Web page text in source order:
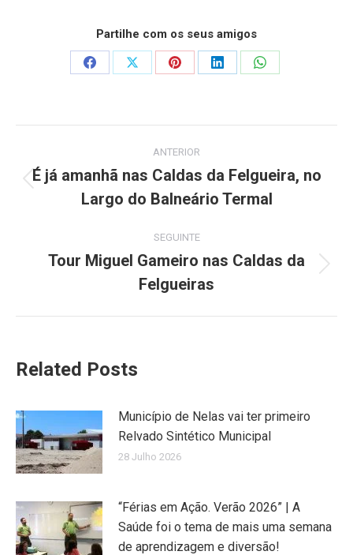
Partilhe com os seus amigos
Share
Share
Share
Share
Share
navigation
ANTERIOR
post:
É já amanhã nas Caldas da Felgueira, no
Largo do Balneário Termal
SEGUINTE
post:
Tour Miguel Gameiro nas Caldas da
Felgueiras
Related Posts
Município de Nelas vai ter primeiro
Relvado Sintético Municipal
28 Julho 2026
“Férias em Ação. Verão 2026” | A
Saúde foi o tema de mais uma semana
de aprendizagem e diversão!